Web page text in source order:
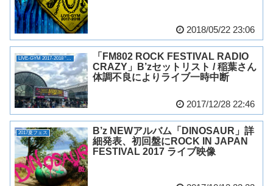
2018/05/22 23:06
「FM802 ROCK FESTIVAL RADIO
CRAZY」B’zセットリスト / 稲葉さん
体調不良によりライブ一時中断
2017/12/28 22:46
2017夏フェス
B’z NEWアルバム「DINOSAUR」詳
細発表、初回盤にROCK IN JAPAN
FESTIVAL 2017 ライブ映像